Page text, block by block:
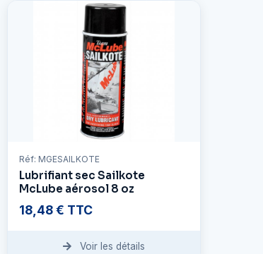
Réf: MGESAILKOTE
Lubrifiant sec Sailkote
McLube aérosol 8 oz
18,48 € TTC
Voir les détails